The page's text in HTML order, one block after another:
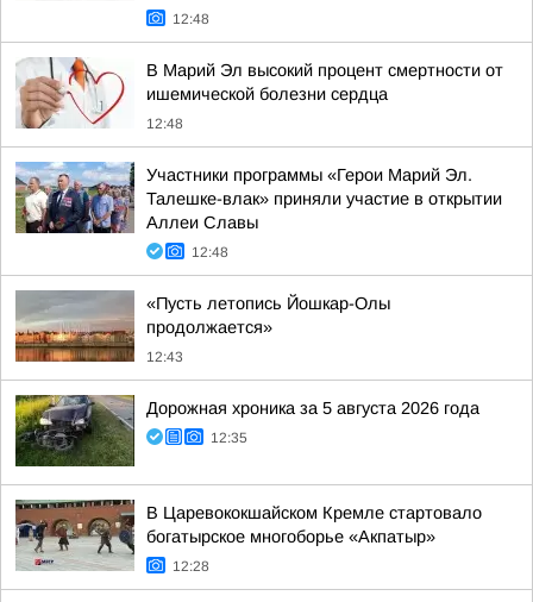
12:48
В Марий Эл высокий процент смертности от
ишемической болезни сердца
12:48
Участники программы «Герои Марий Эл.
Талешке-влак» приняли участие в открытии
Аллеи Славы
12:48
«Пусть летопись Йошкар-Олы
продолжается»
12:43
Дорожная хроника за 5 августа 2026 года
12:35
В Царевококшайском Кремле стартовало
богатырское многоборье «Акпатыр»
12:28